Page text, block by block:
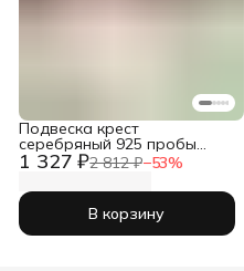
1 327 ₽2 812 ₽−53%
Подвеска крест
серебряный 925 пробы
православный
В корзину